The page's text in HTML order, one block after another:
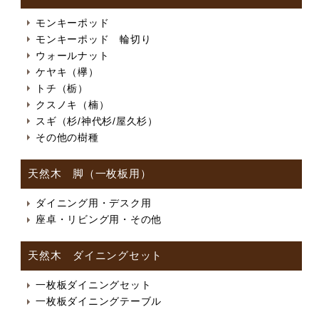
モンキーポッド
モンキーポッド 輪切り
ウォールナット
ケヤキ（欅）
トチ（栃）
クスノキ（楠）
スギ（杉/神代杉/屋久杉）
その他の樹種
天然木 脚（一枚板用）
ダイニング用・デスク用
座卓・リビング用・その他
天然木 ダイニングセット
一枚板ダイニングセット
一枚板ダイニングテーブル